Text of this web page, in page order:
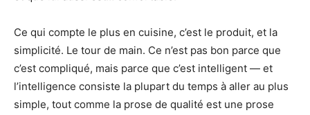
Ce qui compte le plus en cuisine, c’est le produit, et la
simplicité. Le tour de main. Ce n’est pas bon parce que
c’est compliqué, mais parce que c’est intelligent — et
l’intelligence consiste la plupart du temps à aller au plus
simple, tout comme la prose de qualité est une prose